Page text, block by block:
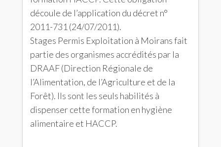
découle de l’application du décret n°
2011-731 (24/07/2011).
Stages Permis Exploitation à Moirans fait
partie des organismes accrédités par la
DRAAF (Direction Régionale de
l’Alimentation, de l’Agriculture et de la
Forêt). Ils sont les seuls habilités à
dispenser cette formation en hygiène
alimentaire et HACCP.